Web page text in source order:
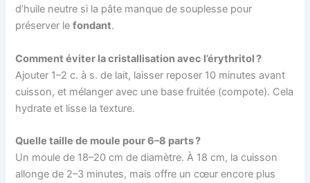
d’huile neutre si la pâte manque de souplesse pour
préserver lefondant.
Comment éviter la cristallisation avec l’érythritol ?
Ajouter 1–2 c. à s. de lait, laisser reposer 10 minutes avant
cuisson, et mélanger avec une base fruitée (compote). Cela
hydrate et lisse la texture.
Quelle taille de moule pour 6–8 parts ?
Un moule de 18–20 cm de diamètre. À 18 cm, la cuisson
allonge de 2–3 minutes, mais offre un cœur encore plus